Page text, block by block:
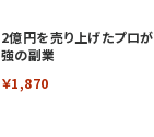
2億円を売り上げたプ
強の副業
￥1,870